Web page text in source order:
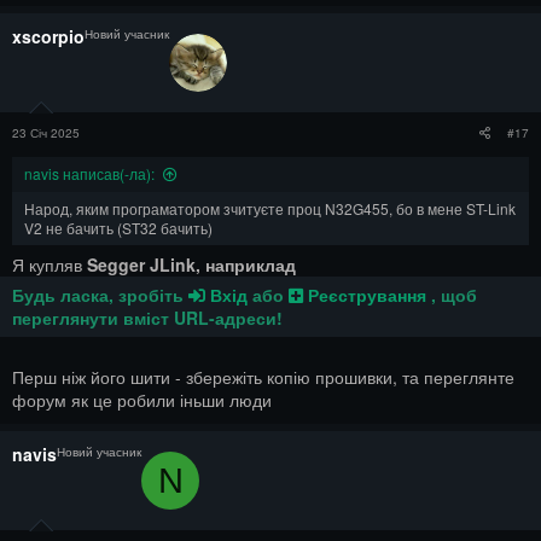
xscorpioНовий учасник
23 Січ 2025 #17
navis написав(-ла):
Народ, яким програматором зчитуєте проц N32G455, бо в мене ST-Link
V2 не бачить (ST32 бачить)
Я купляв Segger JLink, наприклад
Будь ласка, зробіть
Вхід або Реєстрування , щоб
переглянути вміст URL-адреси!
Перш ніж його шити - збережіть копію прошивки, та переглянте
форум як це робили іньши люди
navisНовий учасник
N